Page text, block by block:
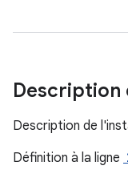
Description
Description de
Définition à la ligne